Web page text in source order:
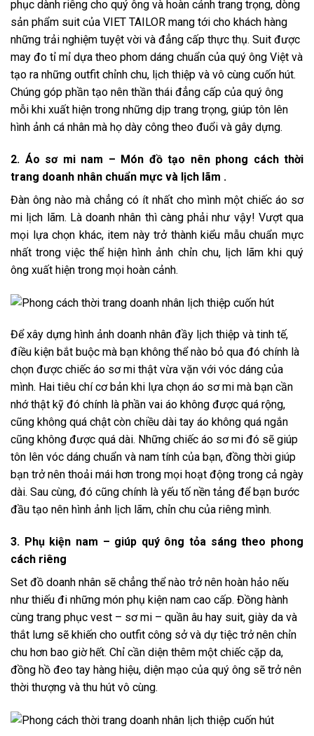
phục dành riêng cho quý ông và hoàn cảnh trang trọng, dòng
sản phẩm suit của VIET TAILOR mang tới cho khách hàng
những trải nghiệm tuyệt vời và đẳng cấp thực thụ. Suit được
may đo tỉ mỉ dựa theo phom dáng chuẩn của quý ông Việt và
tạo ra những outfit chỉnh chu, lịch thiệp và vô cùng cuốn hút.
Chúng góp phần tạo nên thần thái đẳng cấp của quý ông
mỗi khi xuất hiện trong những dịp trang trọng, giúp tôn lên
hình ảnh cá nhân mà họ dày công theo đuổi và gây dựng.
2. Áo sơ mi nam – Món đồ tạo nên phong cách thời
trang doanh nhân chuẩn mực và lịch lãm .
Đàn ông nào mà chẳng có ít nhất cho mình một chiếc áo sơ
mi lịch lãm. Là doanh nhân thì càng phải như vậy! Vượt qua
mọi lựa chọn khác, item này trở thành kiểu mẫu chuẩn mực
nhất trong việc thể hiện hình ảnh chỉn chu, lịch lãm khi quý
ông xuất hiện trong mọi hoàn cảnh.
Để xây dựng hình ảnh doanh nhân đầy lịch thiệp và tinh tế,
điều kiện bắt buộc mà bạn không thể nào bỏ qua đó chính là
chọn được chiếc áo sơ mi thật vừa vặn với vóc dáng của
mình. Hai tiêu chí cơ bản khi lựa chọn áo sơ mi mà bạn cần
nhớ thật kỹ đó chính là phần vai áo không được quá rộng,
cũng không quá chật còn chiều dài tay áo không quá ngắn
cũng không được quá dài. Những chiếc áo sơ mi đó sẽ giúp
tôn lên vóc dáng chuẩn và nam tính của bạn, đồng thời giúp
bạn trở nên thoải mái hơn trong mọi hoạt động trong cả ngày
dài. Sau cùng, đó cũng chính là yếu tố nền tảng để bạn bước
đầu tạo nên hình ảnh lịch lãm, chỉn chu của riêng mình.
3. Phụ kiện nam – giúp quý ông tỏa sáng theo phong
cách riêng
Set đồ doanh nhân sẽ chẳng thể nào trở nên hoàn hảo nếu
như thiếu đi những món phụ kiện nam cao cấp. Đồng hành
cùng trang phục vest – sơ mi – quần âu hay suit, giày da và
thắt lưng sẽ khiến cho outfit công sở và dự tiệc trở nên chỉn
chu hơn bao giờ hết. Chỉ cần diện thêm một chiếc cặp da,
đồng hồ đeo tay hàng hiệu, diện mạo của quý ông sẽ trở nên
thời thượng và thu hút vô cùng.